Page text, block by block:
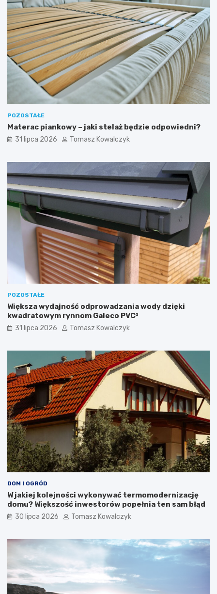
POZOSTAŁE
Materac piankowy – jaki stelaż będzie odpowiedni?
31 lipca 2026 Tomasz Kowalczyk
POZOSTAŁE
Większa wydajność odprowadzania wody dzięki
kwadratowym rynnom Galeco PVC²
31 lipca 2026 Tomasz Kowalczyk
DOM I OGRÓD
W jakiej kolejności wykonywać termomodernizację
domu? Większość inwestorów popełnia ten sam błąd
30 lipca 2026 Tomasz Kowalczyk